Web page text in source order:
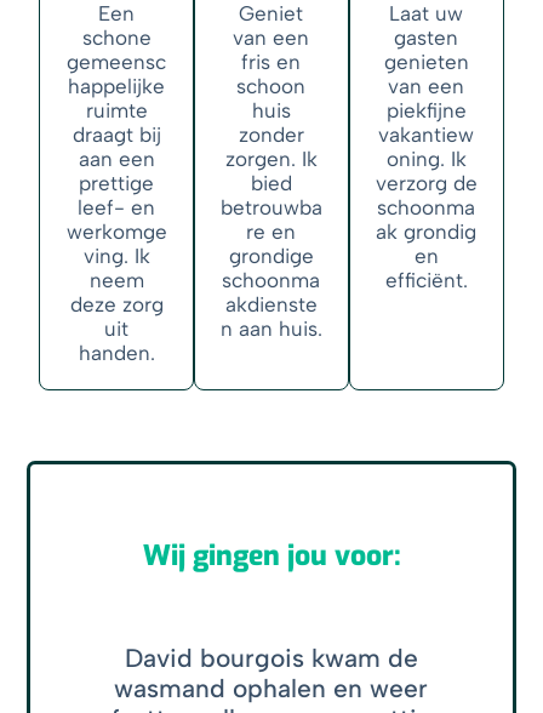
Een
schone
gemeensc
happelijke
ruimte
draagt bij
aan een
prettige
leef- en
werkomge
ving. Ik
neem
deze zorg
uit
handen.
Geniet
van een
fris en
schoon
huis
zonder
zorgen. Ik
bied
betrouwba
re en
grondige
schoonma
akdienste
n aan huis.
Laat uw
gasten
genieten
van een
piekfijne
vakantiew
oning. Ik
verzorg de
schoonma
ak grondig
en
efficiënt.
Wij gingen jou voor:
David bourgois kwam de
wasmand ophalen en weer